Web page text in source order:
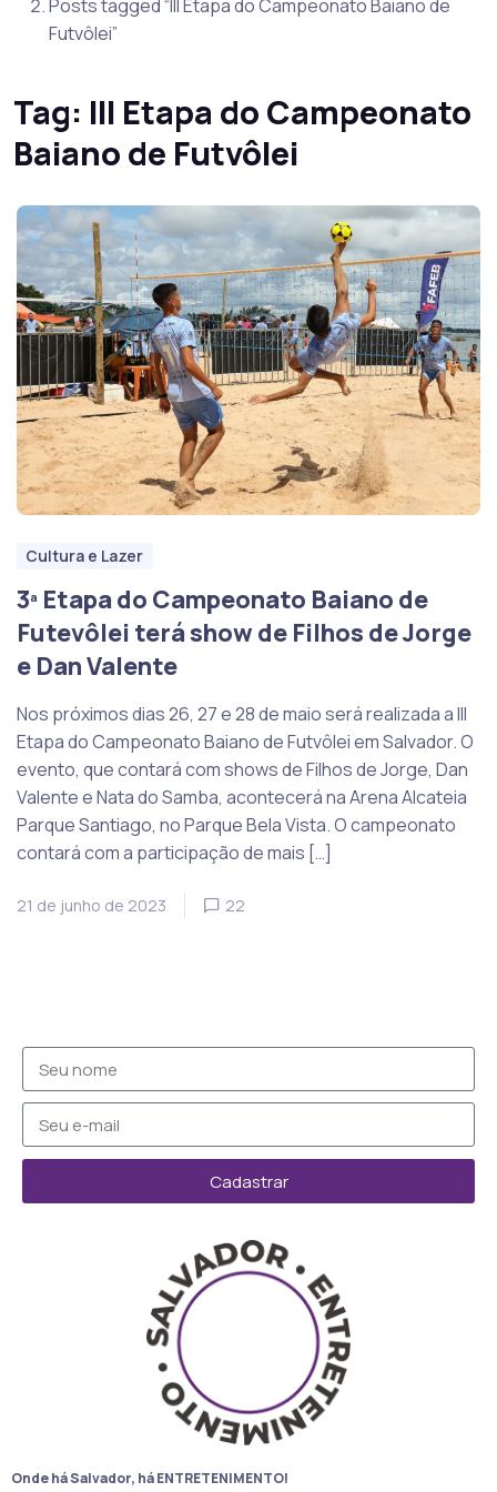
Posts tagged “III Etapa do Campeonato Baiano de
Futvôlei”
Tag: III Etapa do Campeonato
Baiano de Futvôlei
Cultura e Lazer
3ª Etapa do Campeonato Baiano de
Futevôlei terá show de Filhos de Jorge
e Dan Valente
Nos próximos dias 26, 27 e 28 de maio será realizada a III
Etapa do Campeonato Baiano de Futvôlei em Salvador. O
evento, que contará com shows de Filhos de Jorge, Dan
Valente e Nata do Samba, acontecerá na Arena Alcateia
Parque Santiago, no Parque Bela Vista. O campeonato
contará com a participação de mais […]
21 de junho de 2023 22
Cadastrar
Onde há Salvador, há ENTRETENIMENTO!